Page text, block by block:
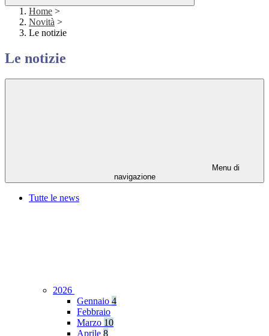
Home >
Novità >
Le notizie
Le notizie
Menu di
navigazione
Tutte le news
2026
Gennaio 4
Febbraio
Marzo 10
Aprile 8